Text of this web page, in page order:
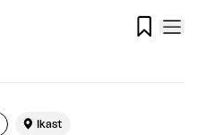

 Ikast